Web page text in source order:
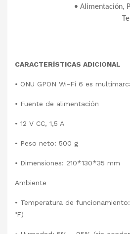
• Alimentación,
CARACTERÍSTICAS ADICIONAL
• ONU GPON Wi-Fi 6 es
• Fuente de alimentación
• 12 V CC, 1,5 A
• Peso neto: 500 g
• Dimensiones: 210*130*35 mm
Ambiente
• Temperatura de funcionamiento:
ºF)